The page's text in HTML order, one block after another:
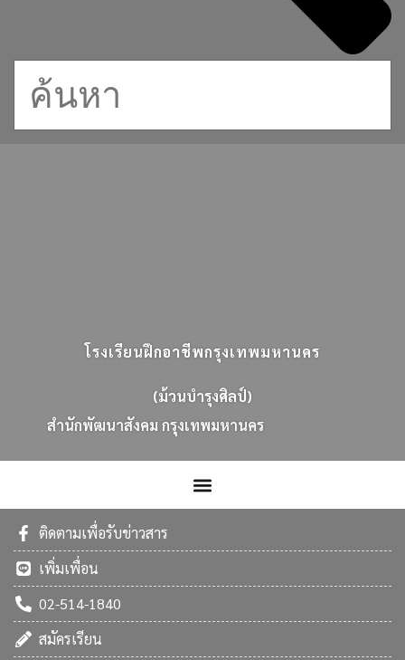
โรงเรียนฝึกอาชีพกรุงเทพมหานคร
(ม้วนบำรุงศิลป์)
สนกพฒนาสงคม กรงเทพมหานคร
ติดตามเพื่อรับข่าวสาร
เพิ่มเพื่อน
02-514-1840
สมัครเรียน